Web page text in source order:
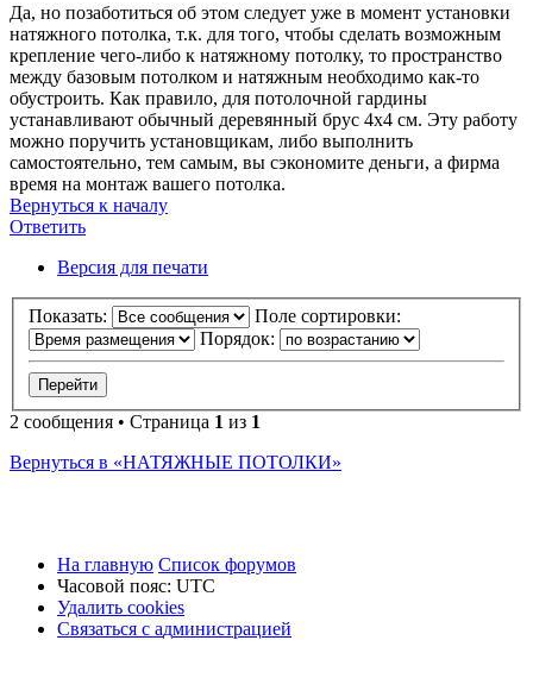
Да, но позаботиться об этом следует уже в момент установки
натяжного потолка, т.к. для того, чтобы сделать возможным
крепление чего-либо к натяжному потолку, то пространство
между базовым потолком и натяжным необходимо как-то
обустроить. Как правило, для потолочной гардины
устанавливают обычный деревянный брус 4х4 см. Эту работу
можно поручить установщикам, либо выполнить
самостоятельно, тем самым, вы сэкономите деньги, а фирма
время на монтаж вашего потолка.
Вернуться к началу
Ответить
Ответить
Версия для печати
Показать:
Поле сортировки:
Порядок:
2 сообщения • Страница 1 из 1
Вернуться в «НАТЯЖНЫЕ ПОТОЛКИ»
На главную Список форумов
Часовой пояс: UTC
Удалить cookies
Связаться
Связаться с администрацией